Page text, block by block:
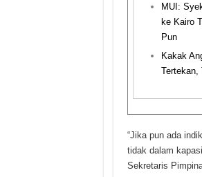
MUI:
ke Kairo
Pun
Kakak
Tertekan,
“Jika pun ada
tidak dalam
Sekretaris